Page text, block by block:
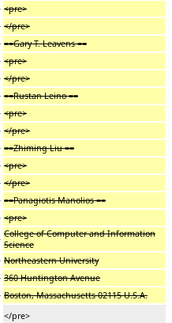
<pre>
</pre>
==Gary T. Leavens ==
<pre>
</pre>
==Rustan Leino ==
<pre>
</pre>
==Zhiming Liu ==
<pre>
</pre>
==Panagiotis Manolios ==
<pre>
College of Computer and Information
Science
Northeastern University
360 Huntington Avenue
Boston, Massachusetts 02115 U.S.A.
</pre>